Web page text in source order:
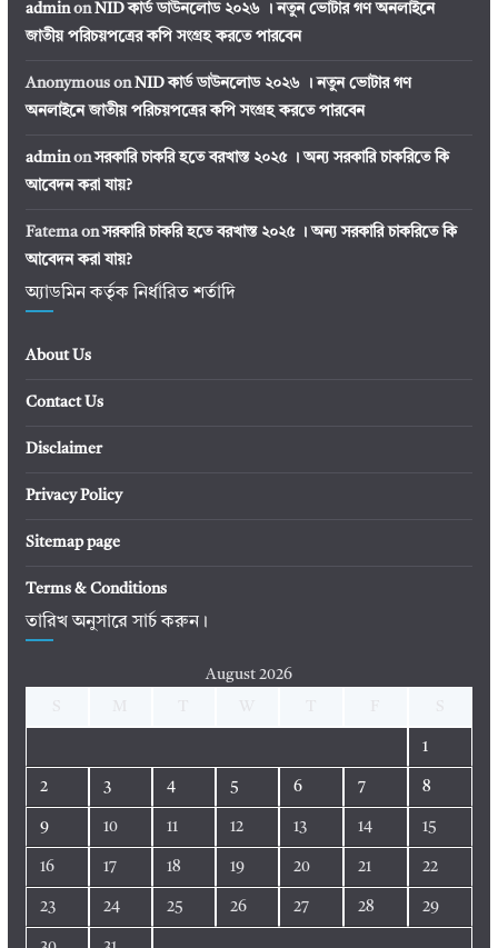
adminonNID কার্ড ডাউনলোড ২০২৬ । নতুন ভোটার গণ অনলাইনে
জাতীয় পরিচয়পত্রের কপি সংগ্রহ করতে পারবেন
AnonymousonNID কার্ড ডাউনলোড ২০২৬ । নতুন ভোটার গণ
অনলাইনে জাতীয় পরিচয়পত্রের কপি সংগ্রহ করতে পারবেন
adminonসরকারি চাকরি হতে বরখাস্ত ২০২৫ । অন্য সরকারি চাকরিতে কি
আবেদন করা যায়?
Fatemaonসরকারি চাকরি হতে বরখাস্ত ২০২৫ । অন্য সরকারি চাকরিতে কি
আবেদন করা যায়?
অ্যাডমিন কর্তৃক নির্ধারিত শর্তাদি
About Us
Contact Us
Disclaimer
Privacy Policy
Sitemap page
Terms & Conditions
তারিখ অনুসারে সার্চ করুন।
August 2026
1
2 3 4 5 6 7 8
9 10 11 12 13 14 15
16 17 18 19 20 21 22
23 24 25 26 27 28 29